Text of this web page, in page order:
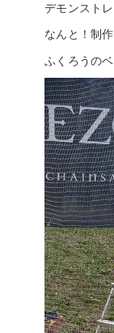
デモンスト
なんと！制
ふくろうの